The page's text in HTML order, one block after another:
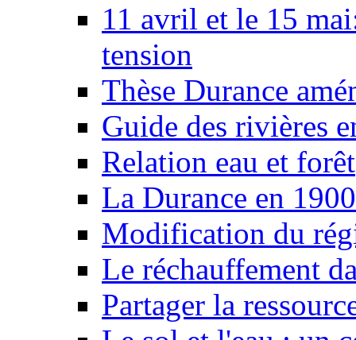
11 avril et le 15
tension
Thèse Durance
Guide des rivières
Relation eau et forêt
La Durance en 1900
Modification du
Le réchauffement
Partager la